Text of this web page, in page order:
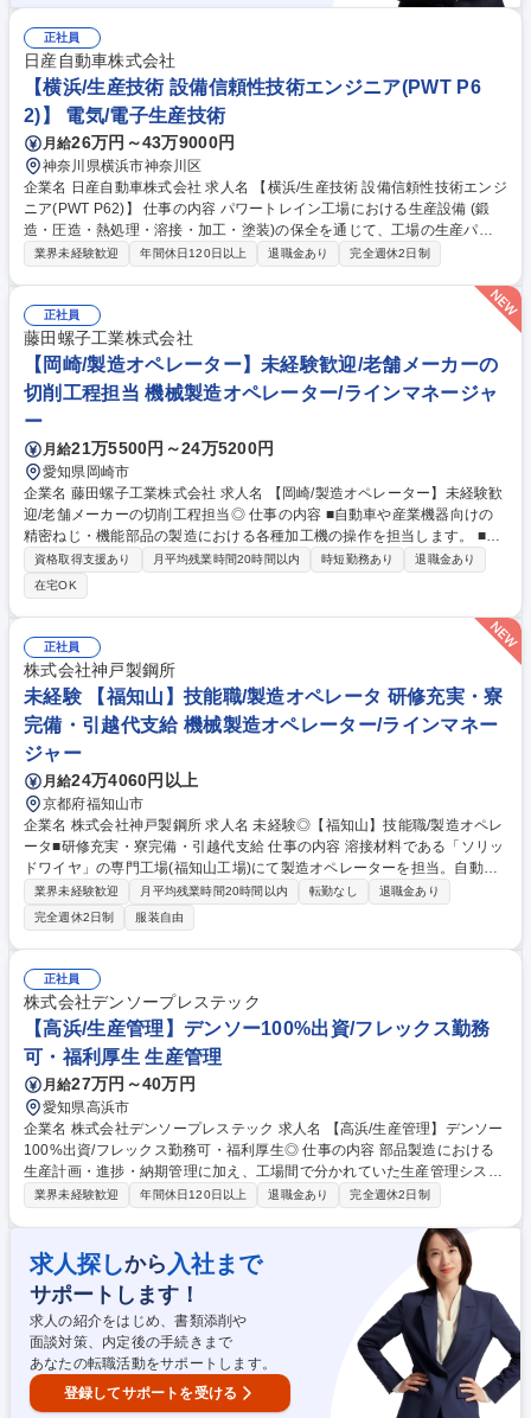
正社員
日産自動車株式会社
【横浜/生産技術 設備信頼性技術エンジニア(PWT P6
2)】 電気/電子生産技術
月給26万円～43万9000円
神奈川県横浜市神奈川区
企業名 日産自動車株式会社 求人名 【横浜/生産技術 設備信頼性技術エンジ
ニア(PWT P62)】 仕事の内容 パワートレイン工場における生産設備 (鍛
造・圧造・熱処理・溶接・加工・塗装)の保全を通じて、工場の生産パフ
ォーマンス向上をお任せ。【業務具体例】■設備更新計画策定と実行・稼
術 設備信頼性技術エンジニア(PWT P62)】
業界未経験歓迎 年間休日120日以上 退職金あり 完全週休2日制
正社員
藤田螺子工業株式会社
【岡崎/製造オペレーター】未経験歓迎/老舗メーカーの
切削工程担当 機械製造オペレーター/ラインマネージャ
ー
月給21万5500円～24万5200円
愛知県岡崎市
企業名 藤田螺子工業株式会社 求人名 【岡崎/製造オペレーター】未経験歓
迎/老舗メーカーの切削工程担当◎ 仕事の内容 ■自動車や産業機器向けの
精密ねじ・機能部品の製造における各種加工機の操作を担当します。 ■N
C切削機を使用して冷間鍛造で加工した各種締結部品へ追加工（切削）を
実施いただきます。 【具体例】 ■機械オペレーション：切削機・の操作と
簡易メンテナンス ■工程内検査：寸法測定や外観確認など品質チェック ■
記録業務：製造条件や検査結果を記録し、生産の安定化に貢献 ★未経験か
らでも安心！丁寧なOJT教育があり、先輩社員のフォローを受けながら
徐々にスキルを磨けます★ 募集職種 【岡崎/製造オペレーター】未経験歓
迎/老舗メーカーの切削工程担当◎
資格取得支援あり 月平均残業時間20時間以内 時短勤務あり
退職金あり
在宅OK
正社員
株式会社神戸製鋼所
未経験 【福知山】技能職/製造オペレータ 研修充実・寮
完備・引越代支給 機械製造オペレーター/ラインマネー
ジャー
月給24万4060円以上
京都府福知山市
企業名 株式会社神戸製鋼所 求人名 未経験◎【福知山】技能職/製造オペレ
ータ■研修充実・寮完備・引越代支給 仕事の内容 溶接材料である「ソリッ
ドワイヤ」の専門工場(福知山工場)にて製造オペレーターを担当。自動車
や船、鉄道、建築物などあらゆるモノを作るうえで欠かせない製品。国内
シェアは40%程度となっております。 【業務例】各工程で3～5名ほどの
チームで協力しながら、製造設備を動かす業務を行います。ラインの組み
立てのような単調な業務ではなく、都度判断が必要となる仕事です。 【や
りがい】●業務の正確性や担当している機械の知識など、さまざまな要素
に成長できるチャンスあり ●自由度の高い働き方で個人の裁量で十分に成
長することができ、出世のチャンスあり 募集職種 未経験◎【福知山】技
能職/製造オペレータ■研修充実・寮完備・引越代支給
業界未経験歓迎 月平均残業時間20時間以内 転勤なし
退職金あり
完全週休2日制
服装自由
正社員
株式会社デンソープレステック
【高浜/生産管理】デンソー100%出資/フレックス勤務
可・福利厚生 生産管理
月給27万円～40万円
愛知県高浜市
企業名 株式会社デンソープレステック 求人名 【高浜/生産管理】デンソー
100%出資/フレックス勤務可・福利厚生◎ 仕事の内容 部品製造における
生産計画・進捗・納期管理に加え、工場間で分かれていた生産管理システ
ムの統一導入プロジェクトを担っていただきます。現場とシステムの橋渡
ール作成・在庫・出荷・納期管理 ■豊川・高浜工場における生産管理シス
テム統合プロジェクトの担当 ■業務フロー整理・マスタ整備・テスト移
行・現場ヒアリングなど 生産管理＋システム視点をお持ちの方に最適なポ
ジションです。システム導入・刷新・移管等のご経験がある方を歓迎しま
す。 募集職種 【高浜/生産管理】デンソー100%出資/フレックス勤務可・
福利厚生◎
業界未経験歓迎 年間休日120日以上 退職金あり 完全週休2日制
求人探しから 入社まで
サポートします！
求人の紹介をはじめ、書類添削や
面談対策、内定後の手続きまで
あなたの転職活動をサポートします。
登録してサポートを受ける